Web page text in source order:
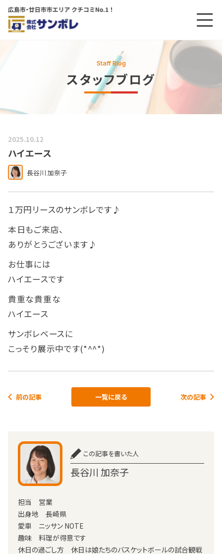
メニ
Staff Blog
スタッフブログ
2025.10.12
ハイエース
長谷川 加奈子
１万円リースのサンボレです♪
本日もご来店、
ありがとうございます♪
お仕事には
ハイエースです
貴重な貴重な
ハイエース
サンボレベースに
こっそり展示中です(*^^*)
前の記事 一覧に戻る 次の記事
この記事を書いた人
長谷川 加奈子
担当 営業
出身地 長崎県
愛車 ニッサン NOTE
趣味 料理が得意です
休日の過ごし方 休日は娘たちのバスケットボールの試合観戦